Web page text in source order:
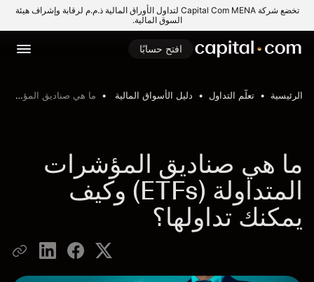
تخضع شركة Capital Com MENA لتداول الأوراق المالية ذ.م.م لرقابة وإشراف هيئة
السوق المالية.
افتح حسابًا
الرئيسية تعلّم التداول دليل الأسواق المالية ما هي صناديق المؤشرات المتداولة (ETFs) وكيف يمكنك تداولها؟
ما هي صناديق المؤشرات
المتداولة (ETFs) وكيف
يمكنك تداولها؟